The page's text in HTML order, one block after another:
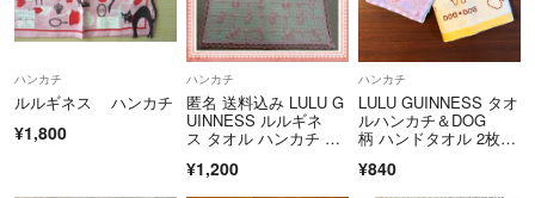
が、ご了承ください。
よっぽどの事がない限り悪い評価は付けません。
私自身、理不尽な評価にされ嫌な思いをしましたの
で気をつけたいと思っています。
ハンカチ
ルルギネス ハンカチ
¥1,800
ハンカチ
匿名 送料込み LULU G
UINNESS ルルギネ
ス タオル ハンカチ 日
¥1,200
ハンカチ
LULU GUINNESS タオ
ルハンカチ＆DOG
柄 ハンドタオル 2枚セ
¥840